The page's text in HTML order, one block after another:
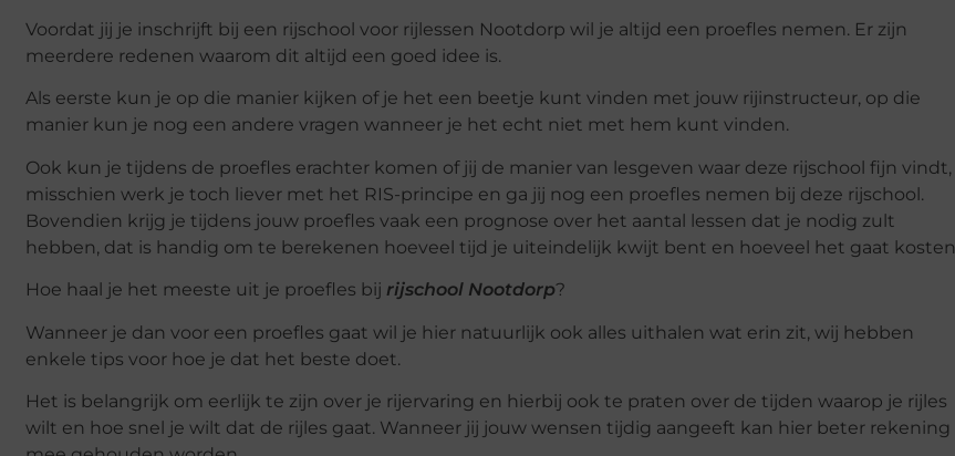
Voordat jij je inschrijft bij een rijschool voor rijlessen Nootdorp wil je altijd een proefles nemen. Er zijn
meerdere redenen waarom dit altijd een goed idee is.
Als eerste kun je op die manier kijken of je het een beetje kunt vinden met jouw rijinstructeur, op die
manier kun je nog een andere vragen wanneer je het echt niet met hem kunt vinden.
Ook kun je tijdens de proefles erachter komen of jij de manier van lesgeven waar deze rijschool fijn vindt,
misschien werk je toch liever met het RIS-principe en ga jij nog een proefles nemen bij deze rijschool.
Bovendien krijg je tijdens jouw proefles vaak een prognose over het aantal lessen dat je nodig zult
hebben, dat is handig om te berekenen hoeveel tijd je uiteindelijk kwijt bent en hoeveel het gaat kosten
Hoe haal je het meeste uit je proefles bij rijschool Nootdorp?
Wanneer je dan voor een proefles gaat wil je hier natuurlijk ook alles uithalen wat erin zit, wij hebben
enkele tips voor hoe je dat het beste doet.
Het is belangrijk om eerlijk te zijn over je rijervaring en hierbij ook te praten over de tijden waarop je rijles
wilt en hoe snel je wilt dat de rijles gaat. Wanneer jij jouw wensen tijdig aangeeft kan hier beter rekening